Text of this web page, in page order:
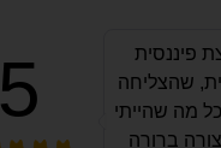
פיננסית
שהצליחה
מה שהייתי
ברורה
5